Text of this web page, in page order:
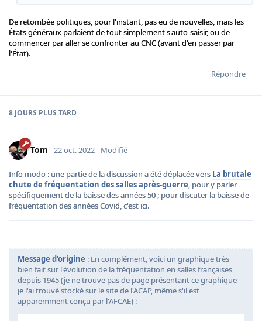
De retombée politiques, pour l'instant, pas eu de nouvelles, mais les
États généraux parlaient de tout simplement s'auto-saisir, ou de
commencer par aller se confronter au CNC (avant d'en passer par
l'État).
Répondre
8 JOURS PLUS TARD
Tom 22 oct. 2022 Modifié
Info modo : une partie de la discussion a été déplacée vers La brutale
chute de fréquentation des salles après-guerre, pour y parler
spécifiquement de la baisse des années 50 ; pour discuter la baisse de
fréquentation des années Covid, c'est ici.
Message d'origine : En complément, voici un graphique très
bien fait sur l'évolution de la fréquentation en salles françaises
depuis 1945 (je ne trouve pas de page présentant ce graphique –
je l'ai trouvé stocké sur le site de l'ACAP, même s'il est
apparemment conçu par l'AFCAE) :